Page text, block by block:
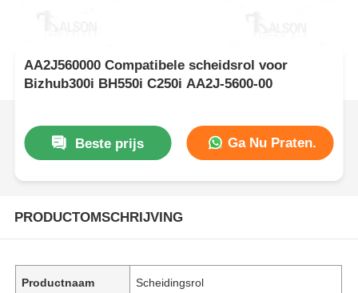
AA2J560000 Compatibele scheidsrol voor
Bizhub300i BH550i C250i AA2J-5600-00
Beste prijs Ga Nu Praten.
PRODUCTOMSCHRIJVING
Productnaam Scheidingsrol